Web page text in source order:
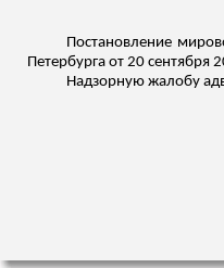
Постановление
Петербурга от 20
Надзорную жалобу